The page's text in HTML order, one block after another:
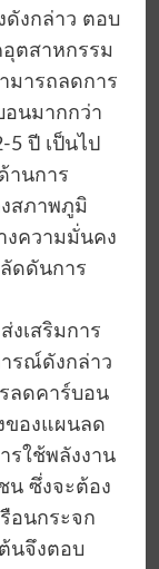
งกล่าว ตอบ
ตสาหกรรม
มารถลดการ
อนมากกว่า
ปี เป็นไป
านการ
สภาพภูมิ
งความมั่นคง
ดดันการ
เสริมการ
รณ์ดังกล่าว
ลดคาร์บอน
ของแผนลด
รใช้พลังงาน
น ซึ่งจะต้อง
อนกระจก
นจึงตอบ